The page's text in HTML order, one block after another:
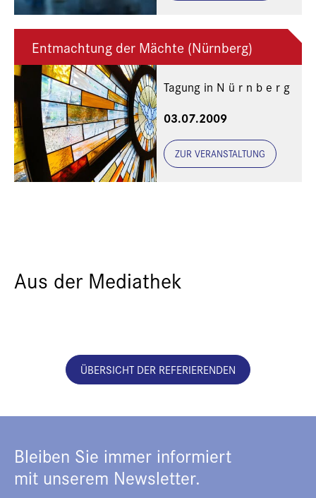
Entmachtung der Mächte (Nürnberg)
Tagung in N ü r n b e r g
03.07.2009
ZUR VERANSTALTUNG
Aus der Mediathek
ÜBERSICHT DER REFERIERENDEN
Bleiben Sie immer informiert
mit unserem Newsletter.